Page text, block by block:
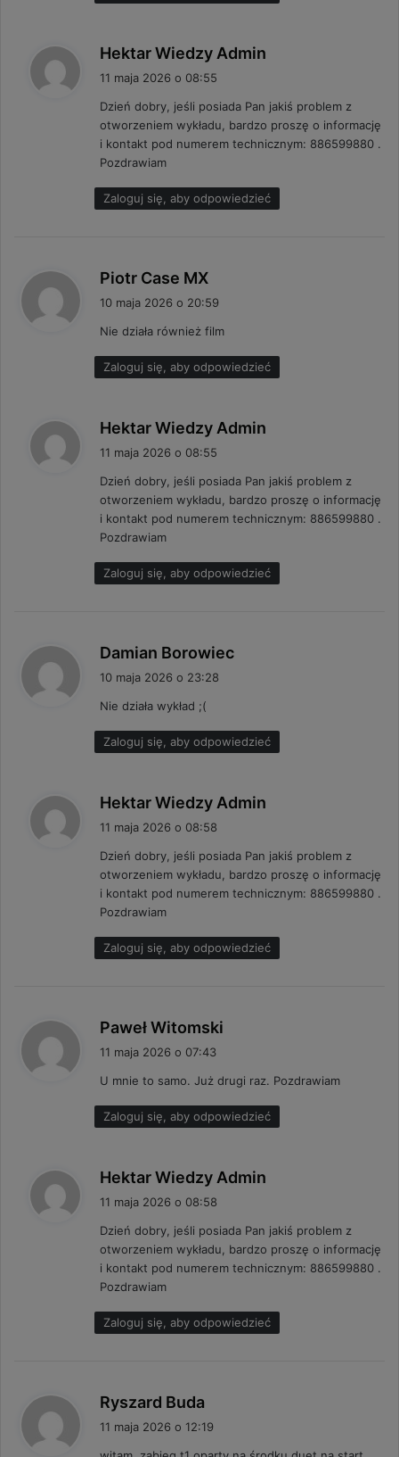
Hektar Wiedzy Admin
z
e
:
11 maja 2026 o 08:55
Dzień dobry, jeśli posiada Pan jakiś problem z
otworzeniem wykładu, bardzo proszę o informację
i kontakt pod numerem technicznym: 886599880 .
Pozdrawiam
Zaloguj się, aby odpowiedzieć
Piotr Case MX
i
z
e
:
10 maja 2026 o 20:59
Nie działa również film
Zaloguj się, aby odpowiedzieć
Hektar Wiedzy Admin
z
e
:
11 maja 2026 o 08:55
Dzień dobry, jeśli posiada Pan jakiś problem z
otworzeniem wykładu, bardzo proszę o informację
i kontakt pod numerem technicznym: 886599880 .
Pozdrawiam
Zaloguj się, aby odpowiedzieć
Damian Borowiec
e
:
10 maja 2026 o 23:28
Nie działa wykład ;(
Zaloguj się, aby odpowiedzieć
Hektar Wiedzy Admin
z
e
:
11 maja 2026 o 08:58
Dzień dobry, jeśli posiada Pan jakiś problem z
otworzeniem wykładu, bardzo proszę o informację
i kontakt pod numerem technicznym: 886599880 .
Pozdrawiam
Zaloguj się, aby odpowiedzieć
Paweł Witomski
z
e
:
11 maja 2026 o 07:43
U mnie to samo. Już drugi raz. Pozdrawiam
Zaloguj się, aby odpowiedzieć
Hektar Wiedzy Admin
z
e
:
11 maja 2026 o 08:58
Dzień dobry, jeśli posiada Pan jakiś problem z
otworzeniem wykładu, bardzo proszę o informację
i kontakt pod numerem technicznym: 886599880 .
Pozdrawiam
Zaloguj się, aby odpowiedzieć
Ryszard Buda
11 maja 2026 o 12:19